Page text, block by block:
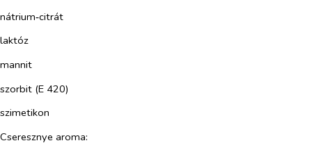
nátrium‑citrát
laktóz
mannit
szorbit (E 420)
szimetikon
Cseresznye aroma: